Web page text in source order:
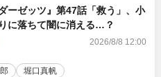
ーゼッツ』第47話「救う」、小
に落ちて闇に消える…？
2026/8/8 12:00
堀口真帆